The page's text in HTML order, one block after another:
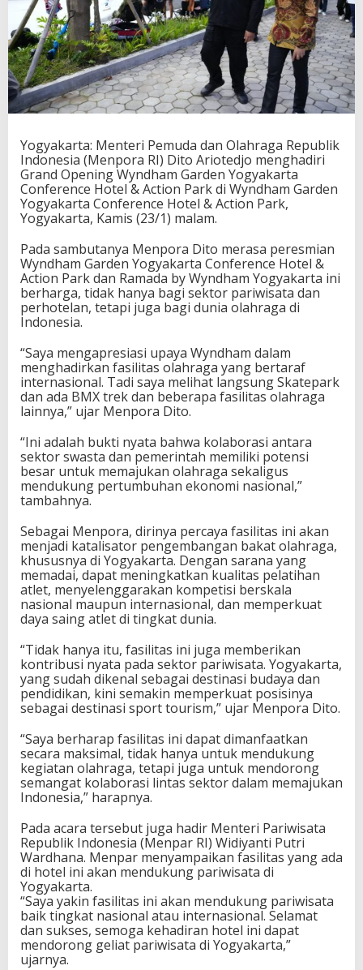
i
O
p
e
n
i
n
g
y
n
d
h
a
m
G
r
d
e
n
Y
y
a
k
a
r
a
,
D
u
n
g
S
e
k
t
o
E
k
o
n
o
i
Yogyakarta: Menteri Pemuda dan Olahraga Republik
Indonesia (Menpora RI) Dito Ariotedjo menghadiri
Grand Opening Wyndham Garden Yogyakarta
Conference Hotel & Action Park di Wyndham Garden
Yogyakarta Conference Hotel & Action Park,
Yogyakarta, Kamis (23/1) malam.
Pada sambutanya Menpora Dito merasa peresmian
Wyndham Garden Yogyakarta Conference Hotel &
Action Park dan Ramada by Wyndham Yogyakarta ini
berharga, tidak hanya bagi sektor pariwisata dan
perhotelan, tetapi juga bagi dunia olahraga di
Indonesia.
“Saya mengapresiasi upaya Wyndham dalam
menghadirkan fasilitas olahraga yang bertaraf
internasional. Tadi saya melihat langsung Skatepark
dan ada BMX trek dan beberapa fasilitas olahraga
lainnya,” ujar Menpora Dito.
“Ini adalah bukti nyata bahwa kolaborasi antara
sektor swasta dan pemerintah memiliki potensi
besar untuk memajukan olahraga sekaligus
mendukung pertumbuhan ekonomi nasional,”
tambahnya.
Sebagai Menpora, dirinya percaya fasilitas ini akan
menjadi katalisator pengembangan bakat olahraga,
khususnya di Yogyakarta. Dengan sarana yang
memadai, dapat meningkatkan kualitas pelatihan
atlet, menyelenggarakan kompetisi berskala
nasional maupun internasional, dan memperkuat
daya saing atlet di tingkat dunia.
“Tidak hanya itu, fasilitas ini juga memberikan
kontribusi nyata pada sektor pariwisata. Yogyakarta,
yang sudah dikenal sebagai destinasi budaya dan
pendidikan, kini semakin memperkuat posisinya
sebagai destinasi sport tourism,” ujar Menpora Dito.
“Saya berharap fasilitas ini dapat dimanfaatkan
secara maksimal, tidak hanya untuk mendukung
kegiatan olahraga, tetapi juga untuk mendorong
semangat kolaborasi lintas sektor dalam memajukan
Indonesia,” harapnya.
Pada acara tersebut juga hadir Menteri Pariwisata
Republik Indonesia (Menpar RI) Widiyanti Putri
Wardhana. Menpar menyampaikan fasilitas yang ada
di hotel ini akan mendukung pariwisata di
Yogyakarta.
“Saya yakin fasilitas ini akan mendukung pariwisata
baik tingkat nasional atau internasional. Selamat
dan sukses, semoga kehadiran hotel ini dapat
mendorong geliat pariwisata di Yogyakarta,”
ujarnya.